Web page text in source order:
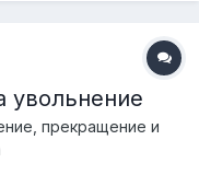
увольнение
прекращение и